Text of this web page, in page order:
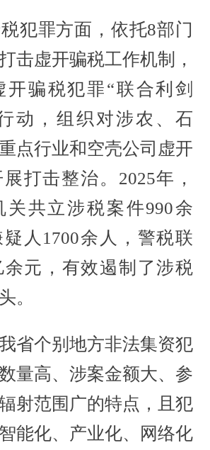
罪方面，依托8部门
击虚开骗税工作机制，
开骗税犯罪“联合利剑
动，组织对涉农、石
点行业和空壳公司虚开
打击整治。2025年，
关共立涉税案件990余
人1700余人，警税联
余元，有效遏制了涉税
。
个别地方非法集资犯
量高、涉案金额大、参
射范围广的特点，且犯
能化、产业化、网络化